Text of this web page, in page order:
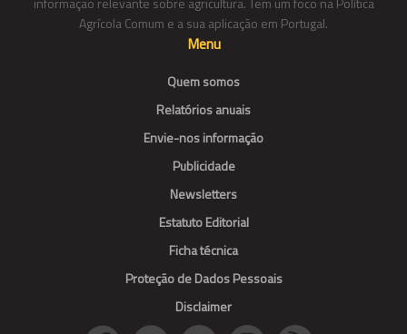
Agrícola Comum e a sua aplicação em Portugal.
Menu
Quem somos
Relatórios anuais
Envie-nos informação
Publicidade
Newsletters
Estatuto Editorial
Ficha técnica
Proteção de Dados Pessoais
Disclaimer